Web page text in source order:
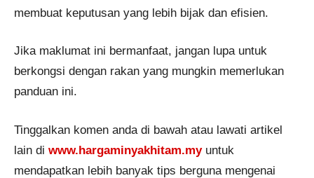
membuat keputusan yang lebih bijak dan efisien.
Jika maklumat ini bermanfaat, jangan lupa untuk
berkongsi dengan rakan yang mungkin memerlukan
panduan ini.
Tinggalkan komen anda di bawah atau lawati artikel
lain di www.hargaminyakhitam.myuntuk
mendapatkan lebih banyak tips berguna mengenai